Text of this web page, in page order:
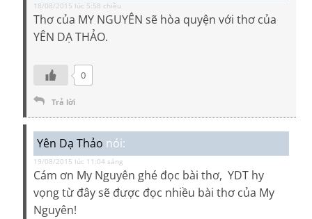
18/08/2015 lúc 5:58 chiều
Thơ của MY NGUYÊN sẽ hòa quyện với thơ của
YÊN DẠ THẢO.
0
Trả lời
Yên Dạ Thảo nói:
19/08/2015 lúc 11:04 sáng
Cám ơn My Nguyên ghé đọc bài thơ, YDT hy
vọng từ đây sẽ được đọc nhiều bài thơ của My
Nguyên!